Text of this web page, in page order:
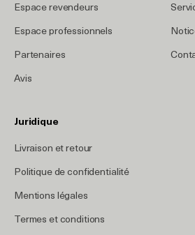
Espace revendeurs
Espace professionnels
Partenaires
Avis
Juridique
Livraison et retour
Politique de confidentialité
Mentions légales
Termes et conditions